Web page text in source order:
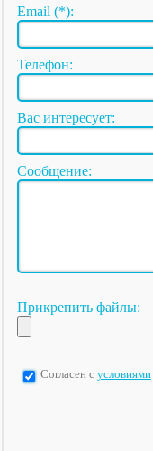
Email (*):
Телефон:
Вас интересует:
Сообщение:
Прикрепить файлы:
Согласен с условиями